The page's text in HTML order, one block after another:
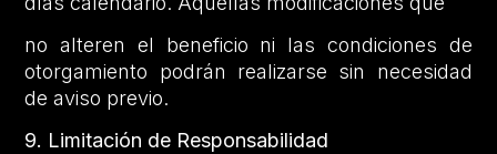
no alteren el beneficio ni las condiciones de
otorgamiento podrán realizarse sin necesidad
de aviso previo.
9. Limitación de Responsabilidad